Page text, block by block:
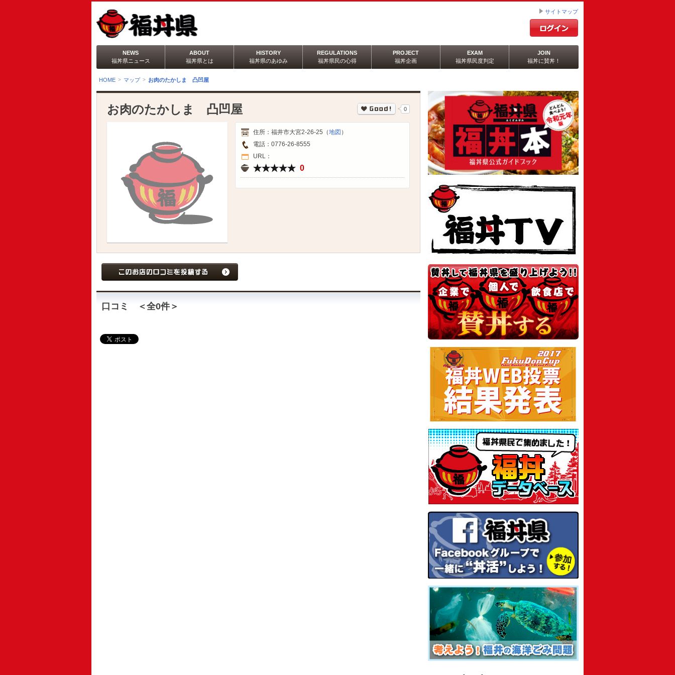
サイトマップ
NEWS
福丼県ニュース
ABOUT
福丼県とは
HISTORY
福丼県のあゆみ
REGULATIONS
福丼県民の心得
PROJECT
福丼企画
EXAM
福丼県民度判定
JOIN
福丼に賛丼！
HOME マップ お肉のたかしま 凸凹屋
お肉のたかしま 凸凹屋 0
住所： 福井市大宮2‐26‐25（地図 ）
電話： 0776-26-8555
URL：
0
口コミ ＜全0件＞